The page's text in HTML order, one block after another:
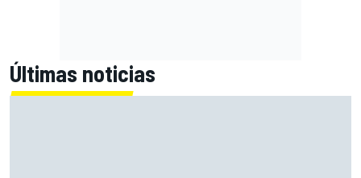
Últimas noticias